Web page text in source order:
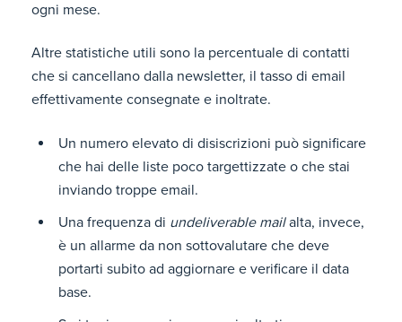
ogni mese.
Altre statistiche utili sono la percentuale di contatti
che si cancellano dalla newsletter, il tasso di email
effettivamente consegnate e inoltrate.
Un numero elevato di disiscrizioni può significare
che hai delle liste poco targettizzate o che stai
inviando troppe email.
Una frequenza di undeliverable mailalta, invece,
è un allarme da non sottovalutare che deve
portarti subito ad aggiornare e verificare il data
base.